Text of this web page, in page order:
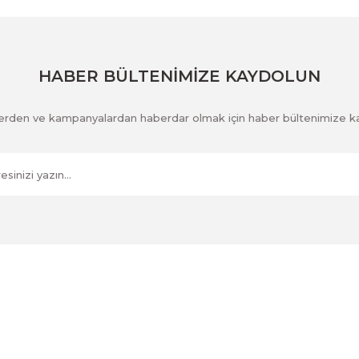
HABER BÜLTENİMİZE KAYDOLUN
ve kampanyalardan haberdar olmak için haber bültenimize